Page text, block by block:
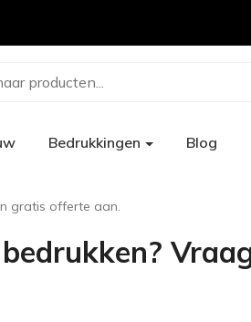
producten...
Bedrukkingen Blog
gratis offerte aan.